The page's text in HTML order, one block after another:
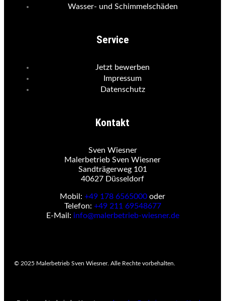
Wasser- und Schimmelschäden
Service
Jetzt bewerben
Impressum
Datenschutz
Kontakt
Sven Wiesner
Malerbetrieb Sven Wiesner
Sandträgerweg 101
40627 Düsseldorf
Mobil: +49 178 6565000 oder
Telefon: +49 211 69548677
E-Mail: info@malerbetrieb-wiesner.de
© 2025 Malerbetrieb Sven Wiesner. Alle Rechte vorbehalten.